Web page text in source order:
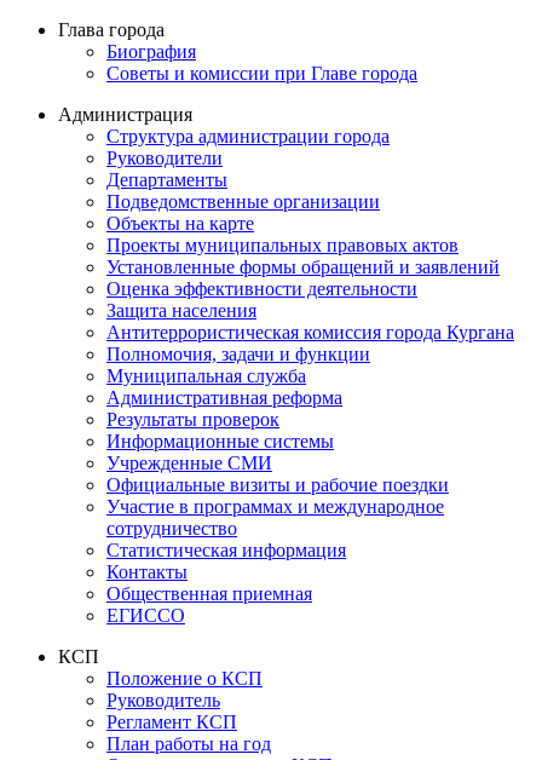
Глава города
Биография
Советы и комиссии при Главе города
Администрация
Структура администрации города
Руководители
Департаменты
Подведомственные организации
Объекты на карте
Проекты муниципальных правовых актов
Установленные формы обращений и заявлений
Оценка эффективности деятельности
Защита населения
Антитеррористическая комиссия города Кургана
Полномочия, задачи и функции
Муниципальная служба
Административная реформа
Результаты проверок
Информационные системы
Учрежденные СМИ
Официальные визиты и рабочие поездки
Участие в программах и международное
сотрудничество
Статистическая информация
Контакты
Общественная приемная
ЕГИССО
КСП
Положение о КСП
Руководитель
Регламент КСП
План работы на год